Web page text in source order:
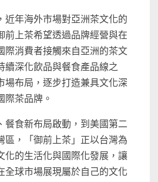
近年海外市場對亞洲茶文化的
前上茶希望透過品牌經營與在
際消費者接觸來自亞洲的茶文
續深化飲品與餐食產品線之
場布局，逐步打造兼具文化深
際茶品牌。
餐食新布局啟動，到美國第二
區，「御前上茶」正以台灣為
化的生活化與國際化發展，讓
全球市場展現屬於自己的文化